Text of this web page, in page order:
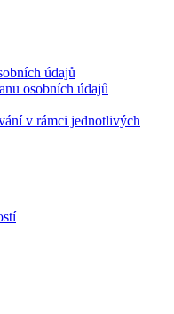
údajů
osobních údajů
v rámci jednotlivých